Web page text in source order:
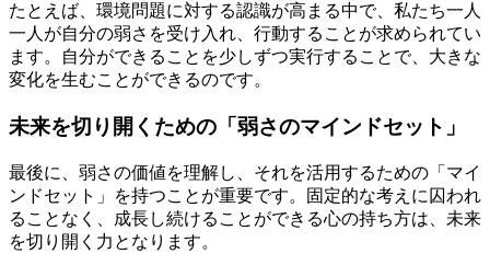
たとえば、環境問題に対する認識が高まる中で、私たち一人
一人が自分の弱さを受け入れ、行動することが求められてい
ます。自分ができることを少しずつ実行することで、大きな
変化を生むことができるのです。
未来を切り開くための「弱さのマインドセット」
最後に、弱さの価値を理解し、それを活用するための「マイ
ンドセット」を持つことが重要です。固定的な考えに囚われ
ることなく、成長し続けることができる心の持ち方は、未来
を切り開く力となります。